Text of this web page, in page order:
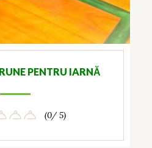
PENTRU IARNĂ
(0/ 5)